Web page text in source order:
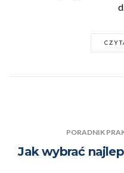
PORADNIK
Jak wybrać